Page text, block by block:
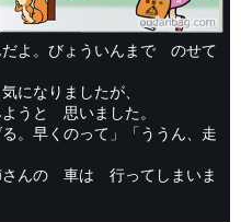
よ。びょういんまで のせて
なりましたが、
うと 思いました。
。早くのって」「ううん、走
んの 車は 行ってしまいま